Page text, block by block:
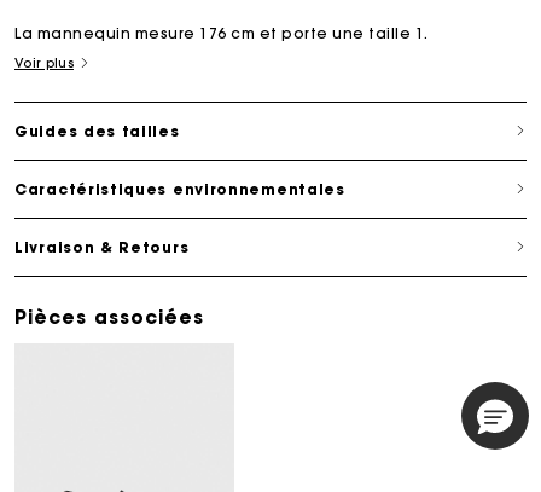
La mannequin mesure 176 cm et porte une taille 1.
Voir plus
Guides des tailles
Caractéristiques environnementales
Livraison & Retours
Pièces associées